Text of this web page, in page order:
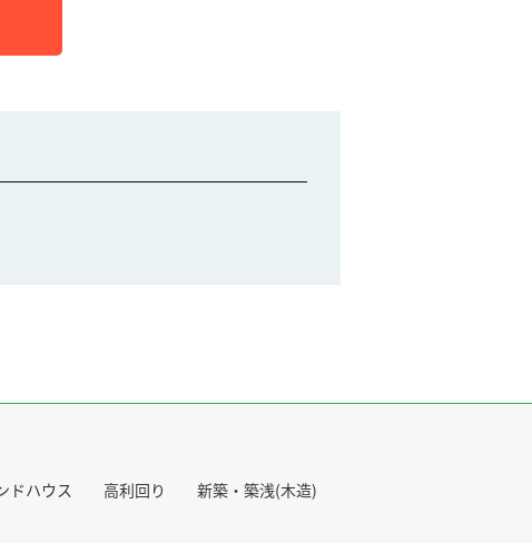
ドハウス 高利回り
新築・築浅(木造)